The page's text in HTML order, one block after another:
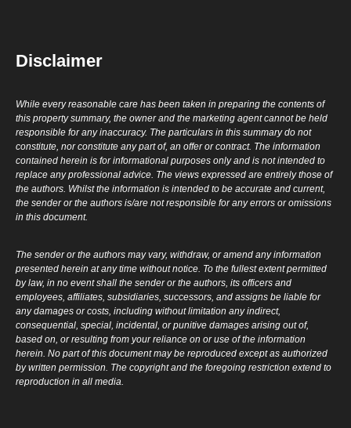
Disclaimer
While every reasonable care has been taken in preparing the contents of
this property summary, the owner and the marketing agent cannot be held
responsible for any inaccuracy. The particulars in this summary do not
constitute, nor constitute any part of, an offer or contract. The information
contained herein is for informational purposes only and is not intended to
replace any professional advice. The views expressed are entirely those of
the authors. Whilst the information is intended to be accurate and current,
the sender or the authors is/are not responsible for any errors or omissions
in this document.
The sender or the authors may vary, withdraw, or amend any information
presented herein at any time without notice. To the fullest extent permitted
by law, in no event shall the sender or the authors, its officers and
employees, affiliates, subsidiaries, successors, and assigns be liable for
any damages or costs, including without limitation any indirect,
consequential, special, incidental, or punitive damages arising out of,
based on, or resulting from your reliance on or use of the information
herein. No part of this document may be reproduced except as authorized
by written permission. The copyright and the foregoing restriction extend to
reproduction in all media.